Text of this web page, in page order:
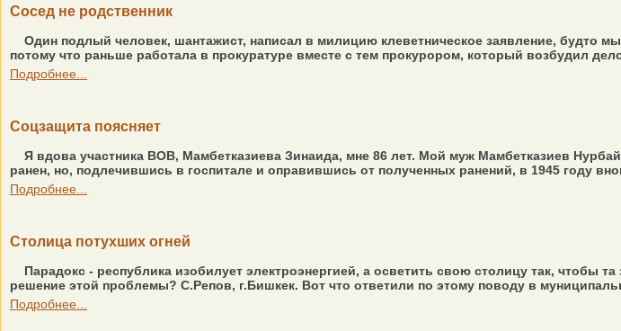
Сосед не родственник
Один подлый человек, шантажист, написал в милицию клеветническое заявление, будто
потому что раньше работала в прокуратуре вместе с тем прокурором, который возбудил
Подробнее...
Соцзащита поясняет
Я вдова участника ВОВ, Мамбетказиева Зинаида, мне 86 лет. Мой муж Мамбетказиев
ранен, но, подлечившись в госпитале и оправившись от полученных ранений, в 1945 году
Подробнее...
Столица потухших огней
Парадокс - республика изобилует электроэнергией, а осветить свою столицу так, чтобы
решение этой проблемы? С.Репов, г.Бишкек. Вот что ответили по этому поводу в
Подробнее...